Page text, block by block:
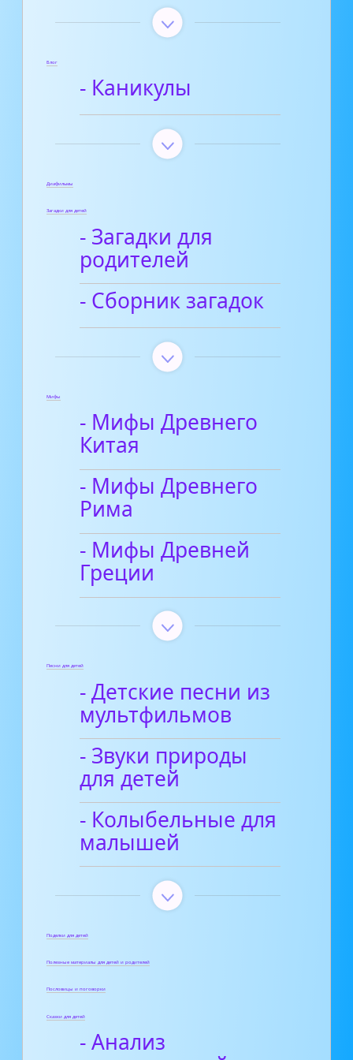
Блог
- Каникулы
Диафильмы
Загадки для детей
- Загадки для
родителей
- Сборник загадок
Мифы
- Мифы Древнего
Китая
- Мифы Древнего
Рима
- Мифы Древней
Греции
Песни для детей
- Детские песни из
мультфильмов
- Звуки природы
для детей
- Колыбельные для
малышей
Поделки для детей
Полезные материалы для детей и родителей
Пословицы и поговорки
Сказки для детей
- Анализ